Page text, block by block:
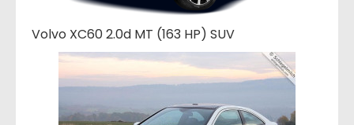
Volvo XC60 2.0d MT (163 HP) SUV